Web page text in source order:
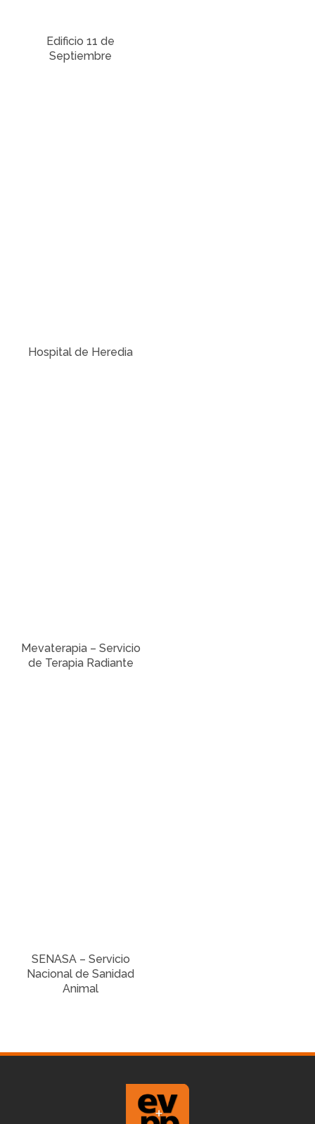
Edificio 11 de
Septiembre
Hospital de Heredia
Mevaterapia – Servicio
de Terapia Radiante
SENASA – Servicio
Nacional de Sanidad
Animal